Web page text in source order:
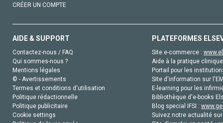
CRÉER UN COMPTE
AIDE & SUPPORT
Contactez-nous / FAQ
Qui sommes-nous ?
Mentions légales
© - Avertissements
Termes et conditions d'utilisation
Politique rédactionnelle
Politique publicitaire
Cookie settings
PLATEFORMES
Site e-commerce :
Aide à la pratique
Portail pour les
Site d'information sur
E-learning pour les
Bibliothèque d'e-books
Blog special IFSI :
Suivez notre actualité